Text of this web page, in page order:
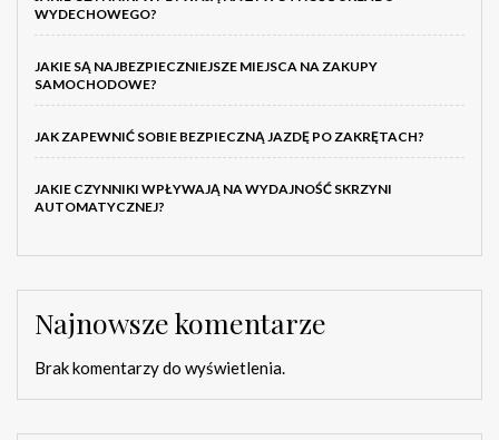
WYDECHOWEGO?
JAKIE SĄ NAJBEZPIECZNIEJSZE MIEJSCA NA ZAKUPY
SAMOCHODOWE?
JAK ZAPEWNIĆ SOBIE BEZPIECZNĄ JAZDĘ PO ZAKRĘTACH?
JAKIE CZYNNIKI WPŁYWAJĄ NA WYDAJNOŚĆ SKRZYNI
AUTOMATYCZNEJ?
Najnowsze komentarze
Brak komentarzy do wyświetlenia.